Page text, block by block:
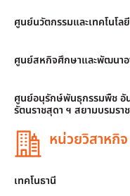
ศูนย์นวัตกรรมและเทคโนโล
ศูนย์สหกิจศึกษาและพัฒนา
ศูนย์อนุรักษ์พันธุกรรมพืช อัน
รัตนราชสุดา ฯ สยามบรมรา
หน่วยวิสาหกิจ
เทคโนธานี